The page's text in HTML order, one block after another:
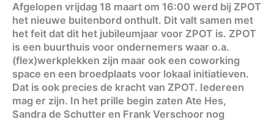
Afgelopen vrijdag 18 maart om 16:00 werd bij ZPOT
het nieuwe buitenbord onthult. Dit valt samen met
het feit dat dit het jubileumjaar voor ZPOT is. ZPOT
is een buurthuis voor ondernemers waar o.a.
(flex)werkplekken zijn maar ook een coworking
space en een broedplaats voor lokaal initiatieven.
Dat is ook precies de kracht van ZPOT. Iedereen
mag er zijn. In het prille begin zaten Ate Hes,
Sandra de Schutter en Frank Verschoor nog